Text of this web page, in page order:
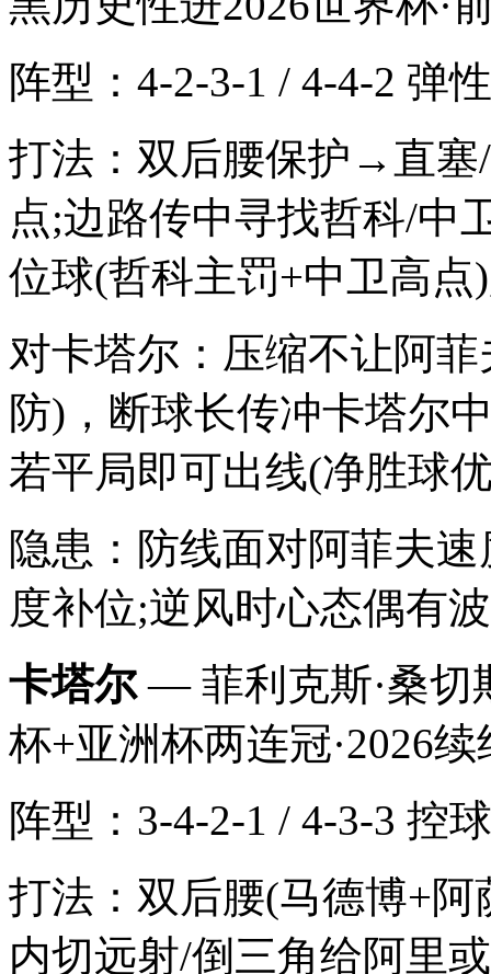
阵型：4-2-3-1 / 4-4-2 弹性
打法：双后腰保护→直塞
点;边路传中寻找哲科/中
位球(哲科主罚+中卫高
对卡塔尔：压缩不让阿
防)，断球长传冲卡塔尔
若平局即可出线(净胜球
隐患：防线面对阿菲夫
度补位;逆风时心态偶有
卡塔尔— 菲利克斯·桑切
杯+亚洲杯两连冠·2026续
阵型：3-4-2-1 / 4-3-3 控
打法：双后腰(马德博+
内切远射/倒三角给阿里